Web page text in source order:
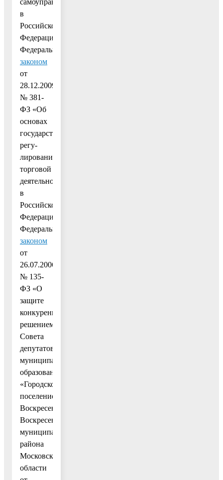
в
Российской
Федерации»,
Федеральным
законом
от
28.12.2009
№ 381-
ФЗ «Об
основах
государственного
регу-
лирования
торговой
деятельности
в
Российской
Федерации»,
Федеральным
законом
от
26.07.2006
№ 135-
ФЗ «О
защите
конкуренции»,
решением
Совета
депутатов
муниципального
образования
«Городское
поселение
Воскресенск»
Воскресенского
муниципального
района
Московской
области